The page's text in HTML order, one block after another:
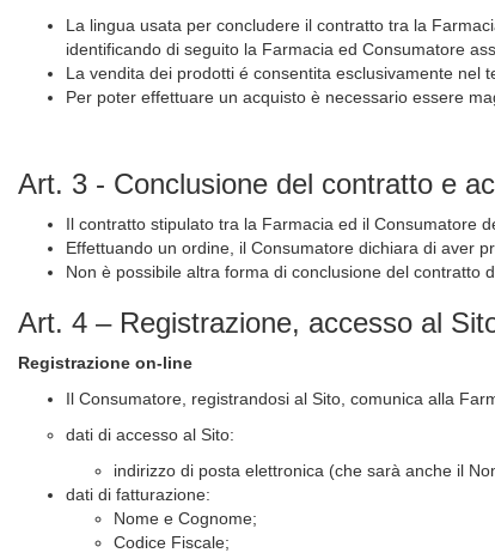
La lingua usata per concludere il contratto tra la
identificando di seguito la Farmacia ed Consumatore
La vendita dei prodotti é consentita esclusivamente nel
Per poter effettuare un acquisto è necessario essere
Art. 3 - Conclusione del contratto e
Il contratto stipulato tra la Farmacia ed il Consumatore
Effettuando un ordine, il Consumatore dichiara di aver
Non è possibile altra forma di conclusione del contratto
Art. 4 – Registrazione, accesso al
Registrazione on-line
Il Consumatore, registrandosi al Sito, comunica alla
dati di accesso al Sito:
indirizzo di posta elettronica (che sarà anche il
dati di fatturazione:
Nome e Cognome;
Codice Fiscale;